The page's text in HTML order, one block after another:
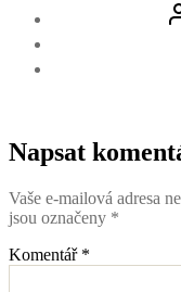
Napsat
Vaše e-mailová adresa
jsou označeny *
Komentář *